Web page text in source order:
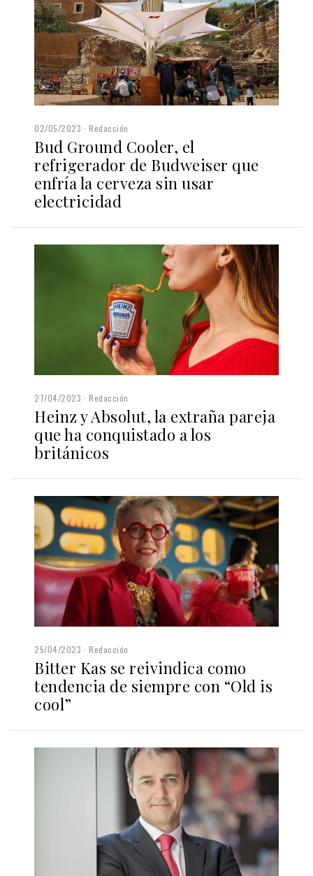
02/05/2023 Redacción
Bud Ground Cooler, el
refrigerador de Budweiser que
enfría la cerveza sin usar
electricidad
27/04/2023 Redacción
Heinz y Absolut, la extraña pareja
que ha conquistado a los
británicos
25/04/2023 Redacción
Bitter Kas se reivindica como
tendencia de siempre con “Old is
cool”